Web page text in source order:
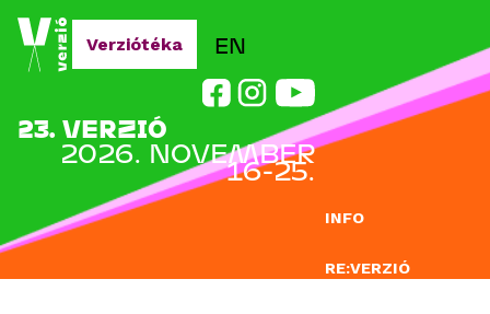
Jump to navigation
INFO
RE:VERZIÓ
EN
23. VERZIÓ
2026. NOVEMBER
16-25.
Verziótéka